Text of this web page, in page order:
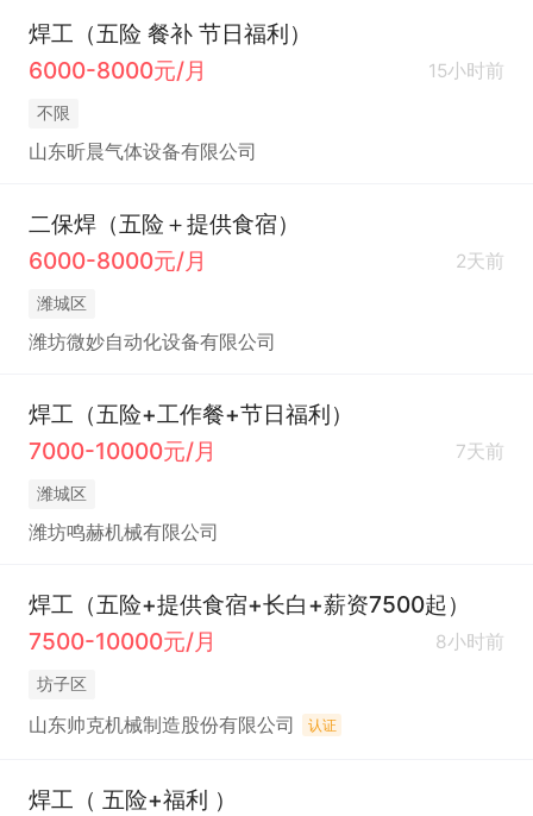
焊工（五险 餐补 节日福利）
6000-8000元/月
15小时前
不限
山东昕晨气体设备有限公司
二保焊（五险＋提供食宿）
6000-8000元/月
2天前
潍城区
潍坊微妙自动化设备有限公司
焊工（五险+工作餐+节日福利）
7000-10000元/月
7天前
潍城区
潍坊鸣赫机械有限公司
焊工（五险+提供食宿+长白+薪资7500起）
7500-10000元/月
8小时前
坊子区
山东帅克机械制造股份有限公司 认证
焊工（ 五险+福利 ）